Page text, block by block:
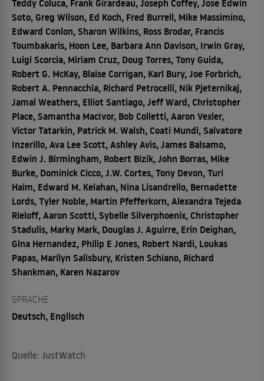
Teddy Coluca, Frank Girardeau, Joseph Coffey, Jose Edwin
Soto, Greg Wilson, Ed Koch, Fred Burrell, Mike Massimino,
Edward Conlon, Sharon Wilkins, Ross Brodar, Francis
Toumbakaris, Hoon Lee, Barbara Ann Davison, Irwin Gray,
Luigi Scorcia, Miriam Cruz, Doug Torres, Tony Guida,
Robert G. McKay, Blaise Corrigan, Karl Bury, Joe Forbrich,
Robert A. Pennacchia, Richard Petrocelli, Nik Pjeternikaj,
Jamal Weathers, Elliot Santiago, Jeff Ward, Christopher
Place, Samantha MacIvor, Bob Colletti, Aaron Vexler,
Victor Tatarkin, Patrick M. Walsh, Coati Mundi, Salvatore
Inzerillo, Ava Lee Scott, Ashley Avis, James Balsamo,
Edwin J. Birmingham, Robert Bizik, John Borras, Mike
Burke, Dominick Cicco, J.W. Cortes, Tony Devon, Turi
Haim, Edward M. Kelahan, Nina Lisandrello, Bernadette
Lords, Tyler Noble, Martin Pfefferkorn, Alexandra Tejeda
Rieloff, Aaron Scotti, Sybelle Silverphoenix, Christopher
Stadulis, Marky Mark, Douglas J. Aguirre, Erin Deighan,
Gina Hernandez, Philip E Jones, Robert Nardi, Loukas
Papas, Marilyn Salisbury, Kristen Schiano, Richard
Shankman, Karen Nazarov
SPRACHE
Deutsch, Englisch
Quelle: JustWatch